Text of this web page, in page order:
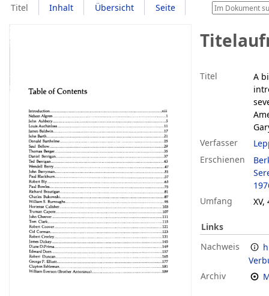
Titel Inhalt Übersicht Seite
Titel
A
Verfasser
Erschienen
Umfang
XV,
Links
Nachweis
Archiv